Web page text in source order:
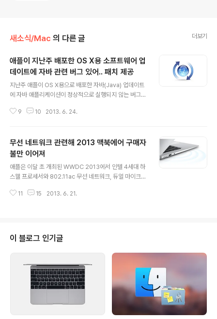
새소식/Mac 의 다른 글 더보기
애플이 지난주 배포한 OS X용 소프트웨어 업
데이트에 자바 관련 버그 있어.. 패치 제공
지난주 애플이 OS X용으로 배포한 자바(Java) 업데이트
에 자바 애플리케이션이 정상적으로 실행되지 않는 버그가
용해 애플도 이 버그를 이미 인지한 상황이며, 이시각 현재
하지 않으신 분은 걱정 없이 업데이트를 진행하시면 되겠
습니다. 문제는 이미 해당 자바 업데이트를 시스템에 설치
하신 분인데, 정확히 어느 시점에 버그가 해결되었는지 불
분명하여서 아래 방법을 통해 시스템에 설치된 자바 패키
지가 버그가 해결된 버전인지, 그 이전의 버전인지 확인해
보셔야 할 것 같습니다. * 응용 프로그램 > 유틸리티 폴더
9 10 2013. 6. 24.
무선 네트워크 관련해 2013 맥북에어 구매자
불만 이어져
애플은 이달 초 개최된 WWDC 2013에서 인텔 4세대 하
스웰 프로세서와 802.11ac 무선 네트워크, 듀얼 마이크
forming) 안테나를 탑재한 새로운 에어포트 시리즈를 출
다고 보도했습니다. 해당 커뮤니티에 올라온 사용자의 보
고에 따르면, 새로 구매한 맥북에어가 802.11ac 지원 애
플 공유기(타임캡슐 및 에어포트)를 포함 불특정 다수의 공
유기에 제대로 접속하지 못하거나, 접속이 되더라도 1~2
분 뒤에 연결이 끊기는 증상이라고 합니다. 현재 이 문제는
맥북에어 11인치..
11 15 2013. 6. 21.
이 블로그 인기글